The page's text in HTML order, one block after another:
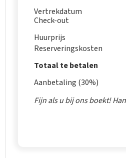
Vertrekdatum
Check-out
Huurprijs
Reserveringskosten
Totaal te betalen
Aanbetaling (30%)
Fijn als u bij ons boekt!